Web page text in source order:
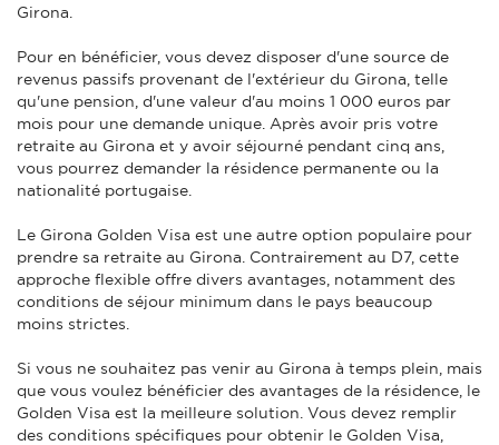
Girona.
Pour en bénéficier, vous devez disposer d'une source de
revenus passifs provenant de l'extérieur du Girona, telle
qu'une pension, d'une valeur d'au moins 1 000 euros par
mois pour une demande unique. Après avoir pris votre
retraite au Girona et y avoir séjourné pendant cinq ans,
vous pourrez demander la résidence permanente ou la
nationalité portugaise.
Le Girona Golden Visa est une autre option populaire pour
prendre sa retraite au Girona. Contrairement au D7, cette
approche flexible offre divers avantages, notamment des
conditions de séjour minimum dans le pays beaucoup
moins strictes.
Si vous ne souhaitez pas venir au Girona à temps plein, mais
que vous voulez bénéficier des avantages de la résidence, le
Golden Visa est la meilleure solution. Vous devez remplir
des conditions spécifiques pour obtenir le Golden Visa,